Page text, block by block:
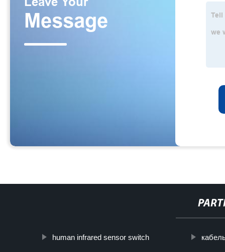
human infrared sensor switch